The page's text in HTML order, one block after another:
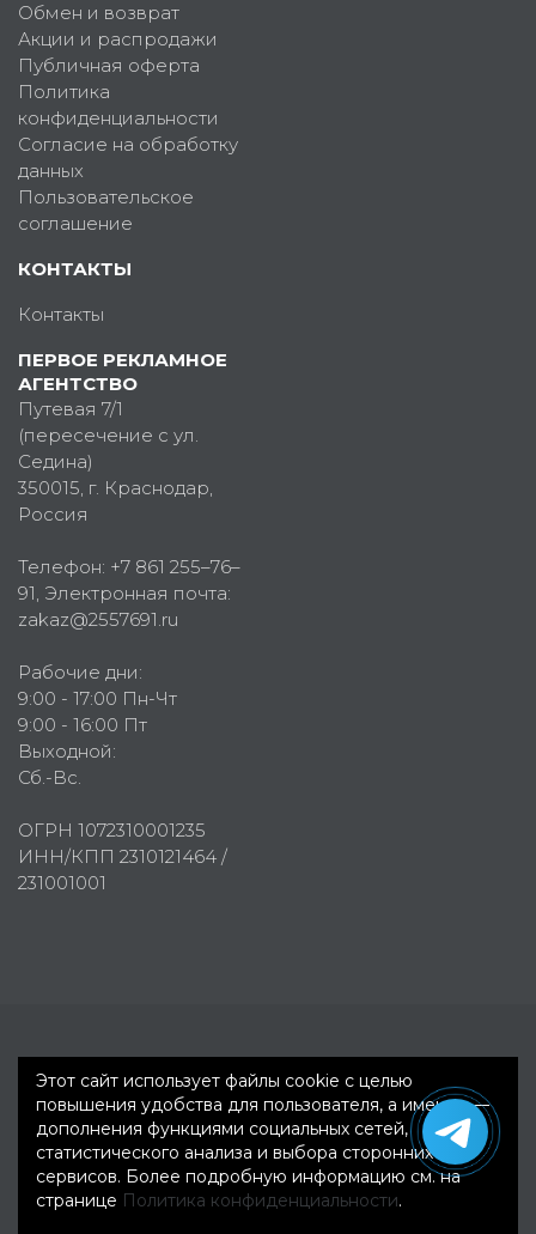
Обмен и возврат
Акции и распродажи
Публичная оферта
Политика
конфиденциальности
Согласие на обработку
данных
Пользовательское
соглашение
КОНТАКТЫ
Контакты
ПЕРВОЕ РЕКЛАМНОЕ
АГЕНТСТВО
Путевая 7/1
(пересечение с ул.
Седина)
350015, г. Краснодар,
Россия
Телефон: +7 861 255–76–
91, Электронная почта:
zakaz@2557691.ru
Рабочие дни:
9:00 - 17:00 Пн-Чт
9:00 - 16:00 Пт
Выходной:
Сб.-Вс.
ОГРН 1072310001235
ИНН/КПП 2310121464 /
231001001
Этот сайт использует файлы cookie с целью
повышения удобства для пользователя, а именно —
дополнения функциями социальных сетей,
статистического анализа и выбора сторонних
сервисов. Более подробную информацию см. на
странице Политика конфиденциальности.